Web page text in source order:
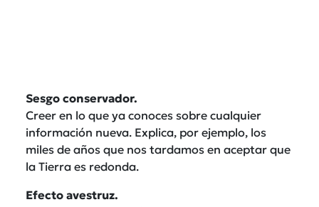
Sesgo conservador.
Creer en lo que ya conoces sobre cualquier
información nueva. Explica, por ejemplo, los
miles de años que nos tardamos en aceptar que
la Tierra es redonda.
Efecto avestruz.